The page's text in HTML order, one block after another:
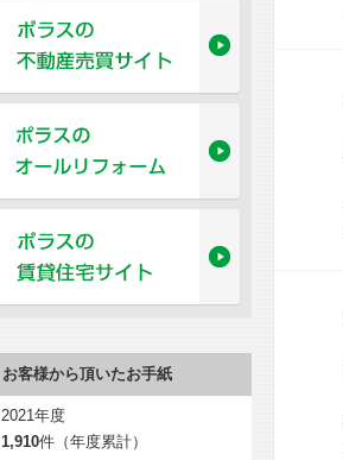
お客様から頂いたお手紙
2021年度
1,910件（年度累計）